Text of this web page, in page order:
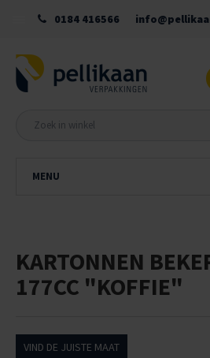
0184 416566
MENU
KARTONNEN
177CC "KOFFIE"
VIND DE JUISTE MAAT